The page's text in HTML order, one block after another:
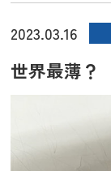
2023.03.16
世界最薄？